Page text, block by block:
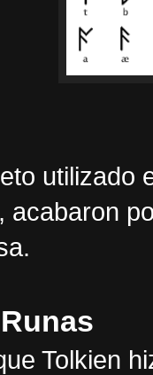
utilizado
acabaron
Tolkien